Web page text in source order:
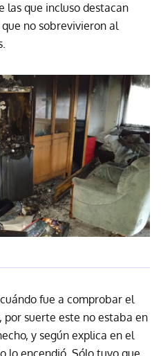
las que incluso destacan
no sobrevivieron al
fue a comprobar el
por suerte este no estaba en
y según explica en el